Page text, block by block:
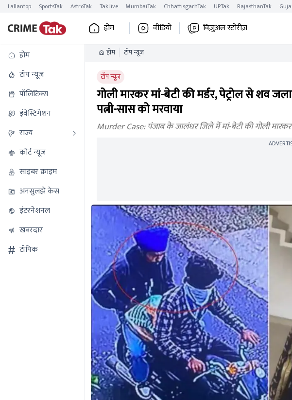
Lallantop SportsTak AstroTak Tak.live MumbaiTak ChhattisgarhTak UPTak RajasthanTak
होम वीडियो विज़ुअल स्टोरीज़
होम
टॉप न्यूज
पॉलिटिक्स
इंवेस्टिगेशन
राज्य
कोर्ट न्यूज
साइबर क्राइम
अनसुलझे केस
इंटरनेशनल
खबरदार
टॉपिक
होम टॉप न्यूज
टॉप न्यूज
गोली मारकर मां-बेटी की मर्डर, पेट्रोल से शव
पत्नी-सास को मरवाया
Murder Case: पंजाब के जालंधर जिले में मां-बेटी की गोली